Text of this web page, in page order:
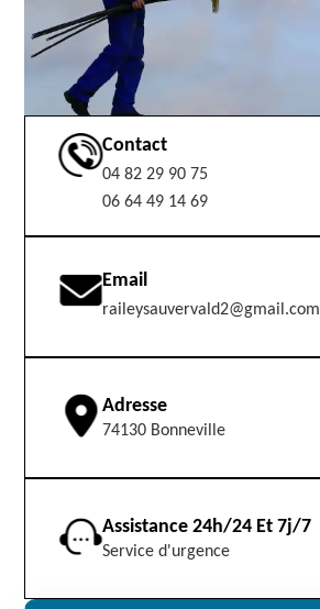
Contact
04 82 29 90 75
06 64 49 14 69
Email
raileysauvervald2@gmail.com
Adresse
74130 Bonneville
Assistance 24h/24 Et 7j/7
Service d'urgence